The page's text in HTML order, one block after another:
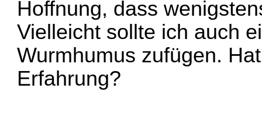
Hoffnung, dass
Vielleicht sollte ich auch
Wurmhumus zufügen.
Erfahrung?